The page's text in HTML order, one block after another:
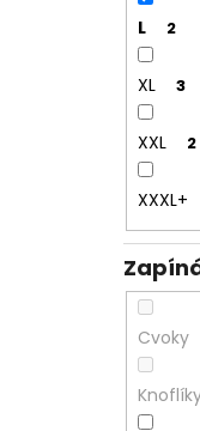
L 2
XL 3
XXL 2
XXXL+
Cvoky